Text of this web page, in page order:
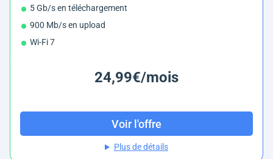
5 Gb/s en téléchargement
900 Mb/s en upload
Wi-Fi 7
24,99€/mois
Voir l'offre
Plus de détails